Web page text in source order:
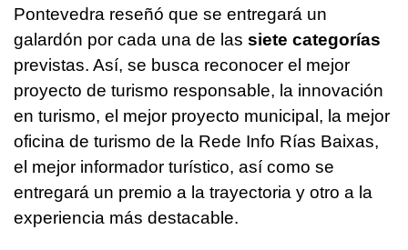
Pontevedra reseñó que se entregará un
galardón por cada una de las siete categorías
previstas. Así, se busca reconocer el mejor
proyecto de turismo responsable, la innovación
en turismo, el mejor proyecto municipal, la mejor
oficina de turismo de la Rede Info Rías Baixas,
el mejor informador turístico, así como se
entregará un premio a la trayectoria y otro a la
experiencia más destacable.